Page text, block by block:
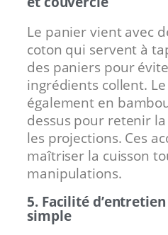
Le panier vient avec
coton qui servent à
des paniers pour
ingrédients collent.
également en
dessus pour retenir
les projections. Ces
maîtriser la cuisson
manipulations.
5. Facilité
simple